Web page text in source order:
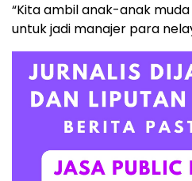
“Kita ambil anak-anak
untuk jadi manajer para